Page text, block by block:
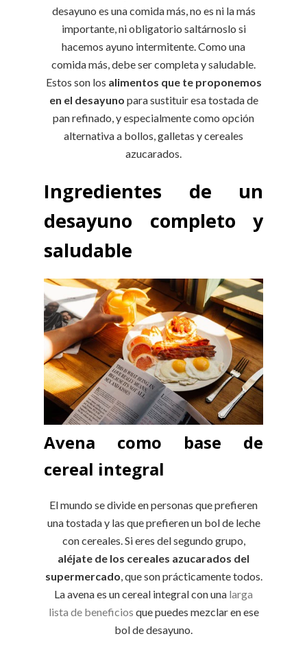
desayuno es una comida más, no es ni la más
importante, ni obligatorio saltárnoslo si
hacemos ayuno intermitente. Como una
comida más, debe ser completa y saludable.
Estos son los alimentos que te proponemos
en el desayuno para sustituir esa tostada de
pan refinado, y especialmente como opción
alternativa a bollos, galletas y cereales
azucarados.
Ingredientes de un
desayuno completo y
saludable
Avena como base de
cereal integral
El mundo se divide en personas que prefieren
una tostada y las que prefieren un bol de leche
con cereales. Si eres del segundo grupo,
aléjate de los cereales azucarados del
supermercado, que son prácticamente todos.
La avena es un cereal integral con una larga
lista de beneficios que puedes mezclar en ese
bol de desayuno.